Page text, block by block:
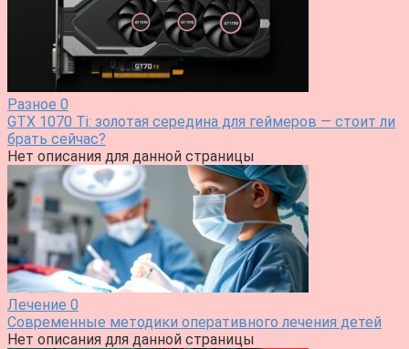
Разное 0
GTX 1070 Ti: золотая середина для геймеров — стоит ли
брать сейчас?
Нет описания для данной страницы
Лечение 0
Современные методики оперативного лечения детей
Нет описания для данной страницы